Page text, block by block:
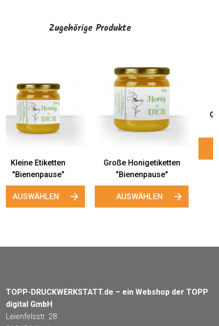
Zugehörige Produkte
Kleine
Gewährverschlüsse
"Bienenpause"
AUSWÄHLEN
Große
Gewährverschlüsse
"Honigsammlerin"
AUSWÄHLEN
TOPP-DRUCKWERKSTATT.de – ein Webshop der TOPP
digital GmbH